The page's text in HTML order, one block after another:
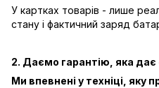
У картках товарів - лише
стану і фактичний заряд
2. Даємо гарантію, яка дає
Ми впевнені у техніці, яку